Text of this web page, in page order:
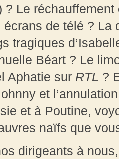
? Le
écrans de télé ?
tragiques
Béart ? Le
Aphatie sur RTL ?
et
et à Poutine,
naïfs que
dirigeants à